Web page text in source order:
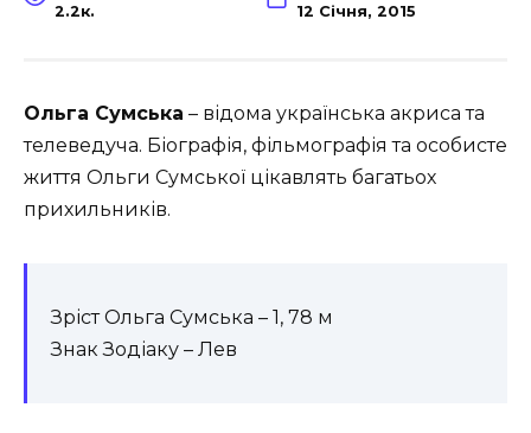
2.2к. 12 Січня, 2015
Ольга Сумська – відома українська акриса та
телеведуча. Біографія, фільмографія та особисте
життя Ольги Сумської цікавлять багатьох
прихильників.
Зріст Ольга Сумська – 1, 78 м
Знак Зодіаку – Лев